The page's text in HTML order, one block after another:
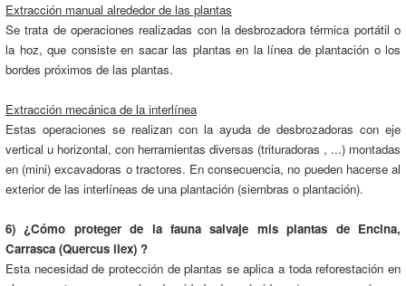
Extracción manual alrededor de las plantas
Se trata de operaciones realizadas con la desbrozadora térmica portátil o
la hoz, que consiste en sacar las plantas en la línea de plantación o los
bordes próximos de las plantas.
Extracción mecánica de la interlínea
Estas operaciones se realizan con la ayuda de desbrozadoras con eje
vertical u horizontal, con herramientas diversas (trituradoras , ...) montadas
en (mini) excavadoras o tractores. En consecuencia, no pueden hacerse al
exterior de las interlíneas de una plantación (siembras o plantación).
6) ¿Cómo proteger de la fauna salvaje mis plantas de Encina,
Carrasca (Quercus ilex) ?
Esta necesidad de protección de plantas se aplica a toda reforestación en